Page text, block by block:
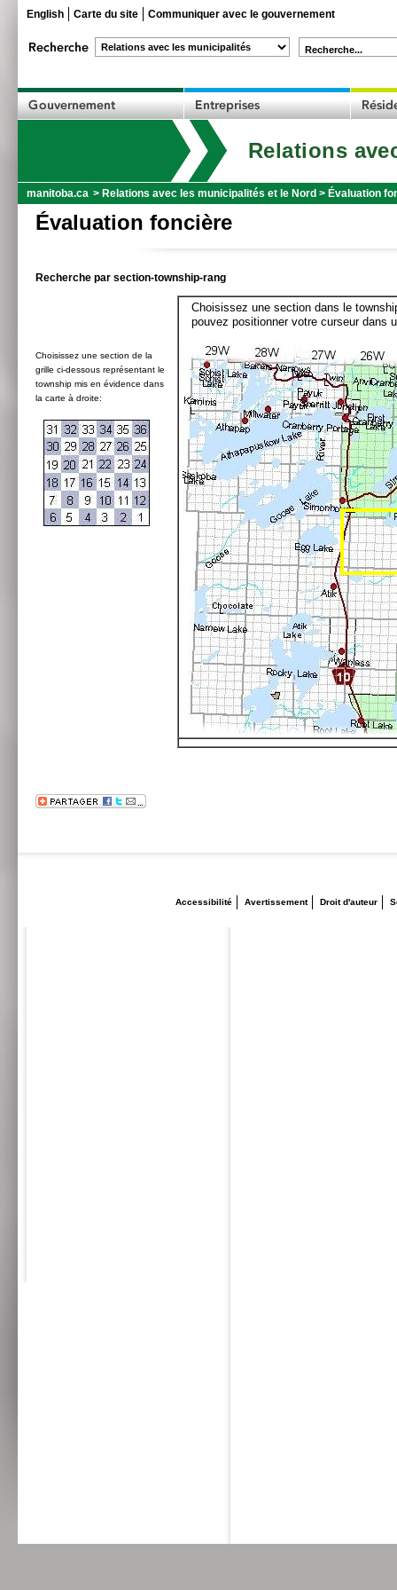
English Carte du site Communiquer avec le gouvernement
Recherche...
Relations
manitoba.ca > Relations avec les municipalités et le Nord > Évaluation
Évaluation foncière
Recherche par section-township-rang
Choisissez une section de la
grille ci-dessous représentant le
township mis en évidence dans
la carte à droite:
Choisissez une section dans le
pouvez positionner votre curseur dans
Accessibilité Avertissement Droit d'auteur